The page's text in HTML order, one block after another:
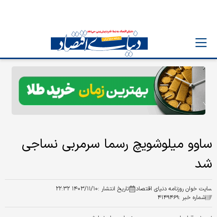
ساوو میلوشویچ رسما سرمربی نساجی
شد
سایت خوان روزنامه دنیای اقتصاد تاریخ انتشار :۱۴۰۳/۱۱/۱۰ ۲۲:۳۲
شماره خبر :۴۱۴۹۴۶۹